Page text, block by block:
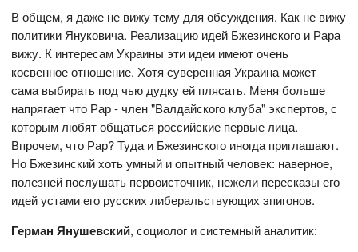
В общем, я даже не вижу тему для обсуждения. Как не вижу
политики Януковича. Реализацию идей Бжезинского и Рара
вижу. К интересам Украины эти идеи имеют очень
косвенное отношение. Хотя суверенная Украина может
сама выбирать под чью дудку ей плясать. Меня больше
напрягает что Рар - член "Валдайского клуба" экспертов, с
которым любят общаться российские первые лица.
Впрочем, что Рар? Туда и Бжезинского иногда приглашают.
Но Бжезинский хоть умный и опытный человек: наверное,
полезней послушать первоисточник, нежели пересказы его
идей устами его русских либеральствующих эпигонов.
Герман Янушевский, социолог и системный аналитик: